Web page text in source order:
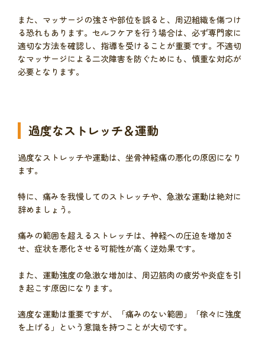
また、マッサージの強さや部位を誤ると、周辺組織を傷つけ
る恐れもあります。セルフケアを行う場合は、必ず専門家に
適切な方法を確認し、指導を受けることが重要です。不適切
なマッサージによる二次障害を防ぐためにも、慎重な対応が
必要となります。
過度なストレッチ＆運動
過度なストレッチや運動は、坐骨神経痛の悪化の原因になり
ます。
特に、痛みを我慢してのストレッチや、急激な運動は絶対に
辞めましょう。
痛みの範囲を超えるストレッチは、神経への圧迫を増加さ
せ、症状を悪化させる可能性が高く逆効果です。
また、運動強度の急激な増加は、周辺筋肉の疲労や炎症を引
き起こす原因になります。
適度な運動は重要ですが、「痛みのない範囲」「徐々に強度
を上げる」という意識を持つことが大切です。